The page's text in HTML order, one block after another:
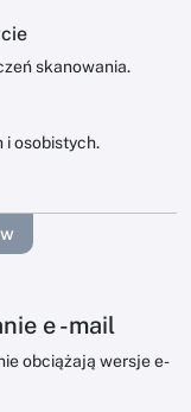
skanowania.
i osobistych.
e -mail
obciążają wersje e-